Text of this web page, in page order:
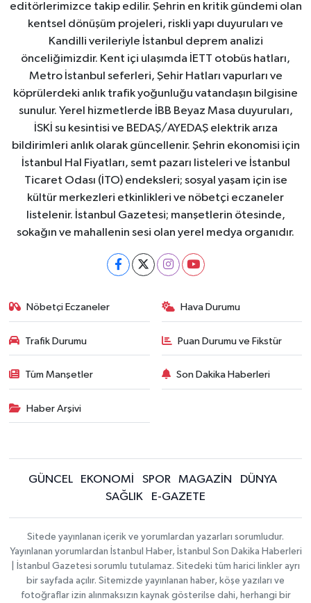
editörlerimizce takip edilir. Şehrin en kritik gündemi olan
kentsel dönüşüm projeleri, riskli yapı duyuruları ve
Kandilli verileriyle İstanbul deprem analizi
önceliğimizdir. Kent içi ulaşımda İETT otobüs hatları,
Metro İstanbul seferleri, Şehir Hatları vapurları ve
köprülerdeki anlık trafik yoğunluğu vatandaşın bilgisine
sunulur. Yerel hizmetlerde İBB Beyaz Masa duyuruları,
İSKİ su kesintisi ve BEDAŞ/AYEDAŞ elektrik arıza
bildirimleri anlık olarak güncellenir. Şehrin ekonomisi için
İstanbul Hal Fiyatları, semt pazarı listeleri ve İstanbul
Ticaret Odası (İTO) endeksleri; sosyal yaşam için ise
kültür merkezleri etkinlikleri ve nöbetçi eczaneler
listelenir. İstanbul Gazetesi; manşetlerin ötesinde,
sokağın ve mahallenin sesi olan yerel medya organıdır.
Nöbetçi Eczaneler Hava Durumu
Trafik Durumu Puan Durumu ve Fikstür
Tüm Manşetler Son Dakika Haberleri
Haber Arşivi
GÜNCEL EKONOMİ SPOR MAGAZİN
DÜNYA
SAĞLIK
E-GAZETE
Sitede yayınlanan içerik ve yorumlardan yazarları sorumludur.
Yayınlanan yorumlardan İstanbul Haber, İstanbul Son Dakika Haberleri
| İstanbul Gazetesi sorumlu tutulamaz. Sitedeki tüm harici linkler ayrı
bir sayfada açılır. Sitemizde yayınlanan haber, köşe yazıları ve
fotoğraflar izin alınmaksızın kaynak gösterilse dahi, herhangi bir